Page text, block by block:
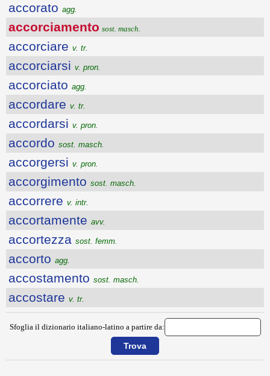
accorato agg.
accorciamento sost. masch.
accorciare v. tr.
accorciarsi v. pron.
accorciato agg.
accordare v. tr.
accordarsi v. pron.
accordo sost. masch.
accorgersi v. pron.
accorgimento sost. masch.
accorrere v. intr.
accortamente avv.
accortezza sost. femm.
accorto agg.
accostamento sost. masch.
accostare v. tr.
Sfoglia il dizionario italiano-latino a partire da: